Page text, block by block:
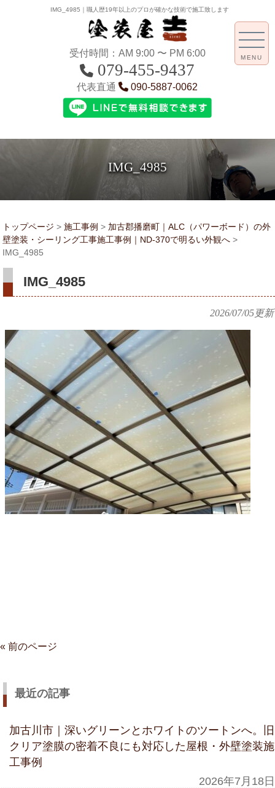
IMG_4985｜職人歴19年以上のプロが確かな技術で施工致します
受付時間：AM 9:00 〜 PM 6:00
079-455-9437
代表直通 090-5887-0062
IMG_4985
MENU
トップページ > 施工事例 > 加古郡播磨町｜ALC（パワーボード）の外
壁塗装・シーリング工事施工事例｜ND-370で明るい外観へ >
IMG_4985
IMG_4985
2026/07/05更新
« 前のページ
最近の記事
加古川市｜深いグリーンとホワイトのツートンへ。旧
クリア塗膜の密着不良にも対応した屋根・外壁塗装施
工事例
2026年7月18日